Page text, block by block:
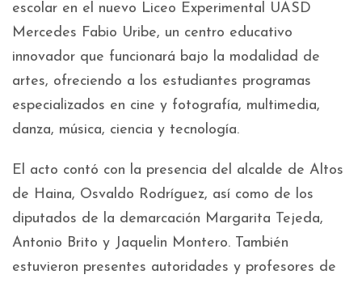
escolar en el nuevo Liceo Experimental UASD
Mercedes Fabio Uribe, un centro educativo
innovador que funcionará bajo la modalidad de
artes, ofreciendo a los estudiantes programas
especializados en cine y fotografía, multimedia,
danza, música, ciencia y tecnología.
El acto contó con la presencia del alcalde de Altos
de Haina, Osvaldo Rodríguez, así como de los
diputados de la demarcación Margarita Tejeda,
Antonio Brito y Jaquelin Montero. También
estuvieron presentes autoridades y profesores de